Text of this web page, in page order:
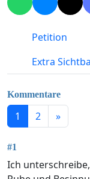
Petition
Extra
Kommentare
1 2 »
#1
Ich